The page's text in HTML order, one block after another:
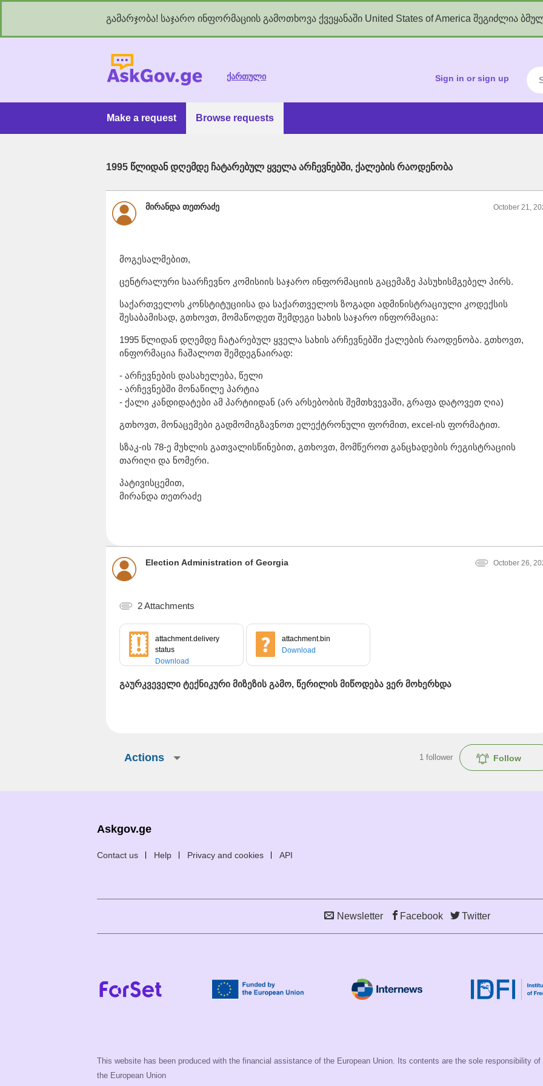
გამარჯობა! საჯარო ინფორმაციის გამოთხოვა ქვეყანაში United States of America შეგიძლია
ქართული Sign in or sign up
Make a request Browse requests
1995 წლიდან დღემდე ჩატარებულ ყველა არჩევნებში, ქალების რაოდენობა
მირანდა თეთრაძე October 21,
მოგესალმებით,
ცენტრალური საარჩევნო კომისიის საჯარო ინფორმაციის გაცემაზე პასუხისმგებელ პირს.
საქართველოს კონსტიტუციისა და საქართველოს ზოგადი ადმინისტრაციული კოდექსის
შესაბამისად, გთხოვთ, მომაწოდეთ შემდეგი სახის საჯარო ინფორმაცია:
1995 წლიდან დღემდე ჩატარებულ ყველა სახის არჩევნებში ქალების რაოდენობა. გთხოვთ,
ინფორმაცია ჩაშალოთ შემდეგნაირად:
- არჩევნების დასახელება, წელი
- არჩევნებში მონაწილე პარტია
- ქალი კანდიდატები ამ პარტიიდან (არ არსებობის შემთხვევაში, გრაფა დატოვეთ ღია)
გთხოვთ, მონაცემები გადმომიგზავნოთ ელექტრონული ფორმით, excel-ის ფორმატით.
სზაკ-ის 78-ე მუხლის გათვალისწინებით, გთხოვთ, მომწეროთ განცხადების რეგისტრაციის
თარიღი და ნომერი.
პატივისცემით,
მირანდა თეთრაძე
Election Administration of Georgia October 26,
2 Attachments
attachment.delivery
status
Download
attachment.bin
Download
გაურკვეველი ტექნიკური მიზეზის გამო, წერილის მიწოდება ვერ მოხერხდა
Actions Follow
1 follower
Askgov.ge
Contact us Help Privacy and cookies API
Newsletter Facebook Twitter
This website has been produced with the financial assistance of the European Union. Its contents are the sole responsibility
the European Union